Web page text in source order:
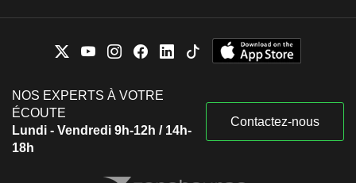
NOS EXPERTS À VOTRE
ÉCOUTE
Lundi - Vendredi 9h-12h / 14h-
18h
Contactez-nous